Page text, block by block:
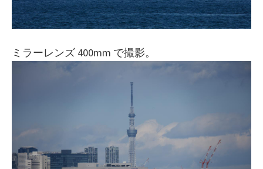
ミラーレンズ 400mm で撮影。